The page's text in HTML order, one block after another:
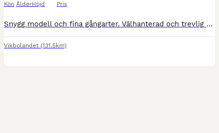
Kön ÅlderHöjd Pris
Snygg modell och fina gångarter. Välhanterad och trevlig med vakenhet. Regelbundet avmaskad, verkad och vaccinerad. Exportröntgad Jan -26, bra röntgen. Ca 165 nu och beräknas bli runt 170. Ta chans
Vikbolandet (131.5km)